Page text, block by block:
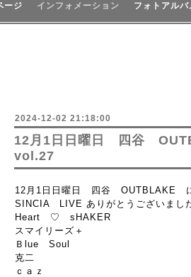
ージ インフォメーション フォトアルバ
2024-12-02 21:18:00
12月1日日曜日 四谷
vol.27
12月1日日曜日 四谷 OUTBLAKE
SINCIA LIVE ありがとうございまし
Heart ♡ sHAKER
スマイリーズ＋
Ｂlue Soul
克二
ｃａｚ